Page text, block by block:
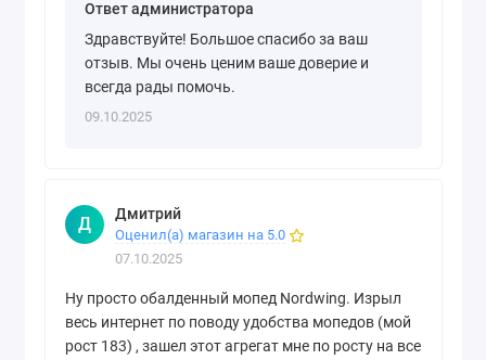
Ответ администратора
Здравствуйте! Большое спасибо за ваш
отзыв. Мы очень ценим ваше доверие и
всегда рады помочь.
09.10.2025
Д Дмитрий
Оценил(а) магазин на 5.0
07.10.2025
Ну просто обалденный мопед Nordwing. Изрыл
весь интернет по поводу удобства мопедов (мой
рост 183) , зашел этот агрегат мне по росту на все